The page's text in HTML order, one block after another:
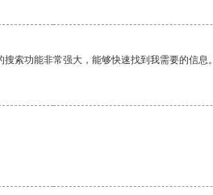
索功能非常强大，能够快速找到我需要的信息。